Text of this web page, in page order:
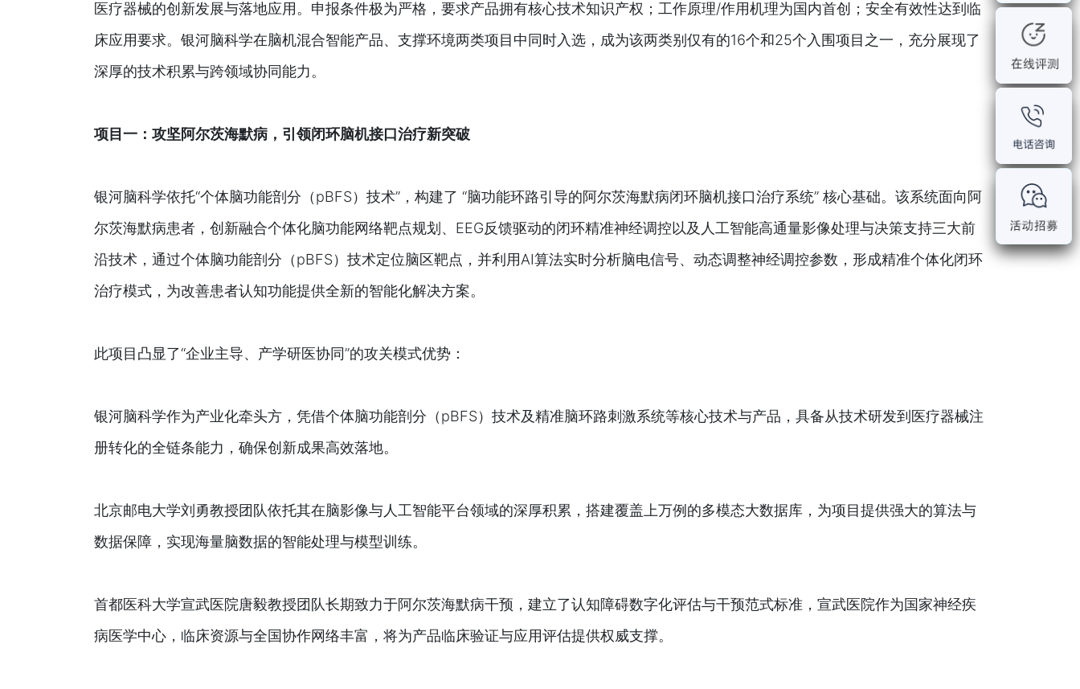
医疗器械的创新发展与落地应用。申报条件极为严格，要求产品拥有核心技术知识产权；工作原理/作用机理为国内首创；安全有效性达到临
床应用要求。银河脑科学在脑机混合智能产品、支撑环境两类项目中同时入选，成为该两类别仅有的16个和25个入围项目之一，充分展现了
深厚的技术积累与跨领域协同能力。
项目一：攻坚阿尔茨海默病，引领闭环脑机接口治疗新突破
银河脑科学依托“个体脑功能剖分（pBFS）技术”，构建了 “脑功能环路引导的阿尔茨海默病闭环脑机接口治疗系统” 核心基础。该系统面向阿
尔茨海默病患者，创新融合个体化脑功能网络靶点规划、EEG反馈驱动的闭环精准神经调控以及人工智能高通量影像处理与决策支持三大前
沿技术，通过个体脑功能剖分（pBFS）技术定位脑区靶点，并利用AI算法实时分析脑电信号、动态调整神经调控参数，形成精准个体化闭环
治疗模式，为改善患者认知功能提供全新的智能化解决方案。
此项目凸显了“企业主导、产学研医协同”的攻关模式优势：
银河脑科学作为产业化牵头方，凭借个体脑功能剖分（pBFS）技术及精准脑环路刺激系统等核心技术与产品，具备从技术研发到医疗器械注
册转化的全链条能力，确保创新成果高效落地。
北京邮电大学刘勇教授团队依托其在脑影像与人工智能平台领域的深厚积累，搭建覆盖上万例的多模态大数据库，为项目提供强大的算法与
数据保障，实现海量脑数据的智能处理与模型训练。
首都医科大学宣武医院唐毅教授团队长期致力于阿尔茨海默病干预，建立了认知障碍数字化评估与干预范式标准，宣武医院作为国家神经疾
病医学中心，临床资源与全国协作网络丰富，将为产品临床验证与应用评估提供权威支撑。